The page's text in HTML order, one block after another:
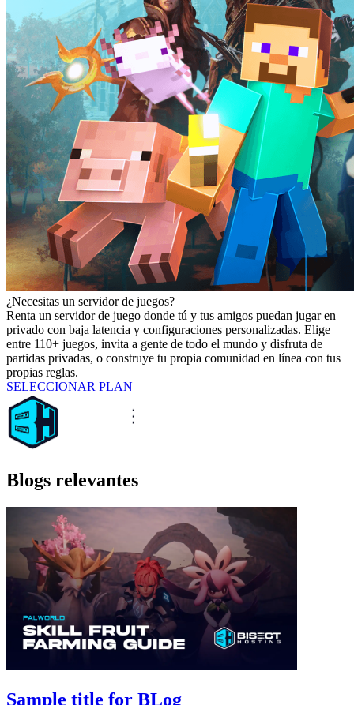
¿Necesitas un servidor de juegos?
Renta un servidor de juego donde tú y tus amigos puedan jugar en
privado con baja latencia y configuraciones personalizadas. Elige
entre 110+ juegos, invita a gente de todo el mundo y disfruta de
partidas privadas, o construye tu propia comunidad en línea con tus
propias reglas.
SELECCIONAR PLAN
Blogs relevantes
Sample title for BLog